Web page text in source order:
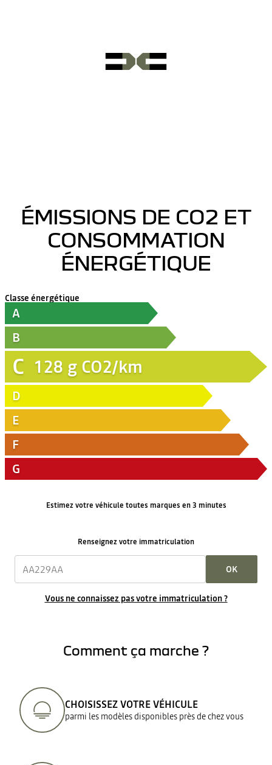
ÉMISSIONS DE CO2 ET
CONSOMMATION
ÉNERGÉTIQUE
Classe énergétique
A
B
C 128 g CO2/km
D
E
F
G
Estimez votre véhicule toutes marques en 3 minutes
Renseignez votre immatriculation
OK
Vous ne connaissez pas votre immatriculation ?
Comment ça marche ?
CHOISISSEZ VOTRE VÉHICULE
parmi les modèles disponibles près de chez vous